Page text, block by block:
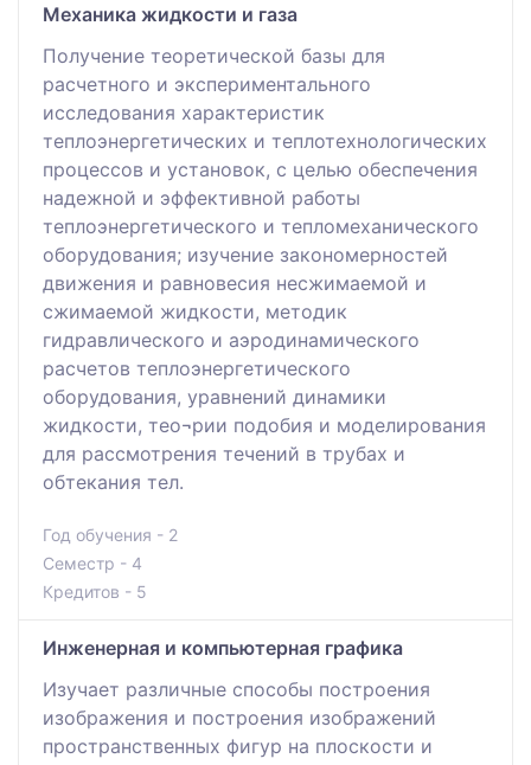
Механика жидкости и газа
Получение теоретической базы для
расчетного и экспериментального
исследования характеристик
теплоэнергетических и теплотехнологических
процессов и установок, с целью обеспечения
надежной и эффективной работы
теплоэнергетического и тепломеханического
оборудования; изучение закономерностей
движения и равновесия несжимаемой и
сжимаемой жидкости, методик
гидравлического и аэродинамического
расчетов теплоэнергетического
оборудования, уравнений динамики
жидкости, тео¬рии подобия и моделирования
для рассмотрения течений в трубах и
обтекания тел.
Год обучения - 2
Семестр - 4
Кредитов - 5
Инженерная и компьютерная графика
Изучает различные способы построения
изображения и построения изображений
пространственных фигур на плоскости и